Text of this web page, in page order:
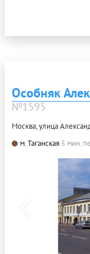
Особняк
№1595
Москва, улица
м. Таганская 5 мин.